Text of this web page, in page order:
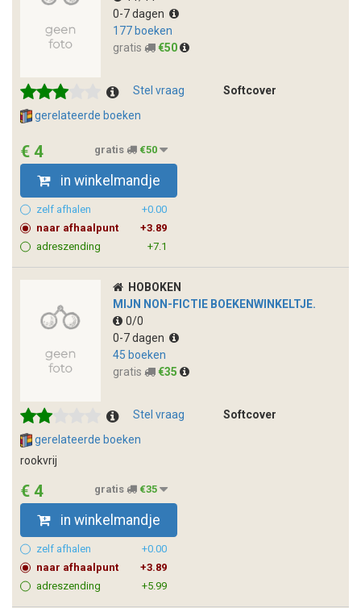
0-7 dagen
177 boeken
gratis
€50
Stel vraag
Softcover
gerelateerde boeken
€ 4 gratis €50
in winkelmandje
zelf afhalen
+0.00
naar afhaalpunt
+3.89
adreszending
+7.1
HOBOKEN
MIJN NON-FICTIE BOEKENWINKELTJE.
0/0
0-7 dagen
45 boeken
gratis
€35
Stel vraag
Softcover
gerelateerde boeken
rookvrij
€ 4 gratis €35
in winkelmandje
zelf afhalen
+0.00
naar afhaalpunt
+3.89
adreszending
+5.99